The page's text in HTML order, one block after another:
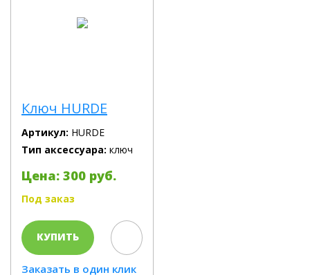
Ключ HURDE
Артикул: HURDE
Тип аксессуара: ключ
Цена: 300 руб.
Под заказ
КУПИТЬ
Заказать в один клик